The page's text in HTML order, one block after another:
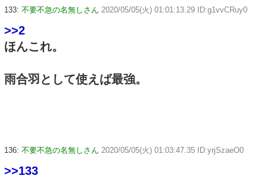
133: 不要不急の名無しさん 2020/05/05(火) 01:01:13.29 ID:g1vvCRuy0
>>2
ほんこれ。
雨合羽として使えば最強。
136: 不要不急の名無しさん 2020/05/05(火) 01:03:47.35 ID:yrjSzaeO0
>>133